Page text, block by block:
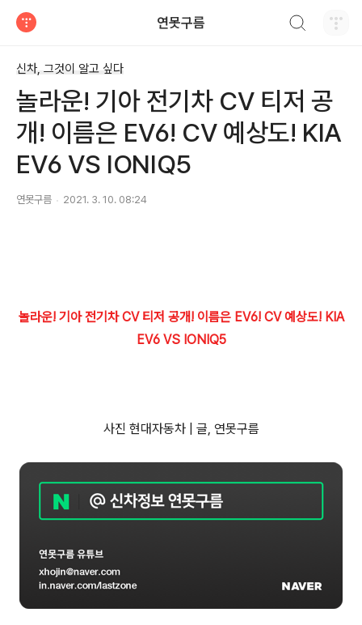
연못구름
신차, 그것이 알고 싶다
놀라운! 기아 전기차 CV 티저 공
개! 이름은 EV6! CV 예상도! KIA
EV6 VS IONIQ5
연못구름 2021. 3. 10. 08:24
놀라운! 기아 전기차 CV 티저 공개! 이름은 EV6! CV 예상도! KIA
EV6 VS IONIQ5
사진 현대자동차 | 글, 연못구름